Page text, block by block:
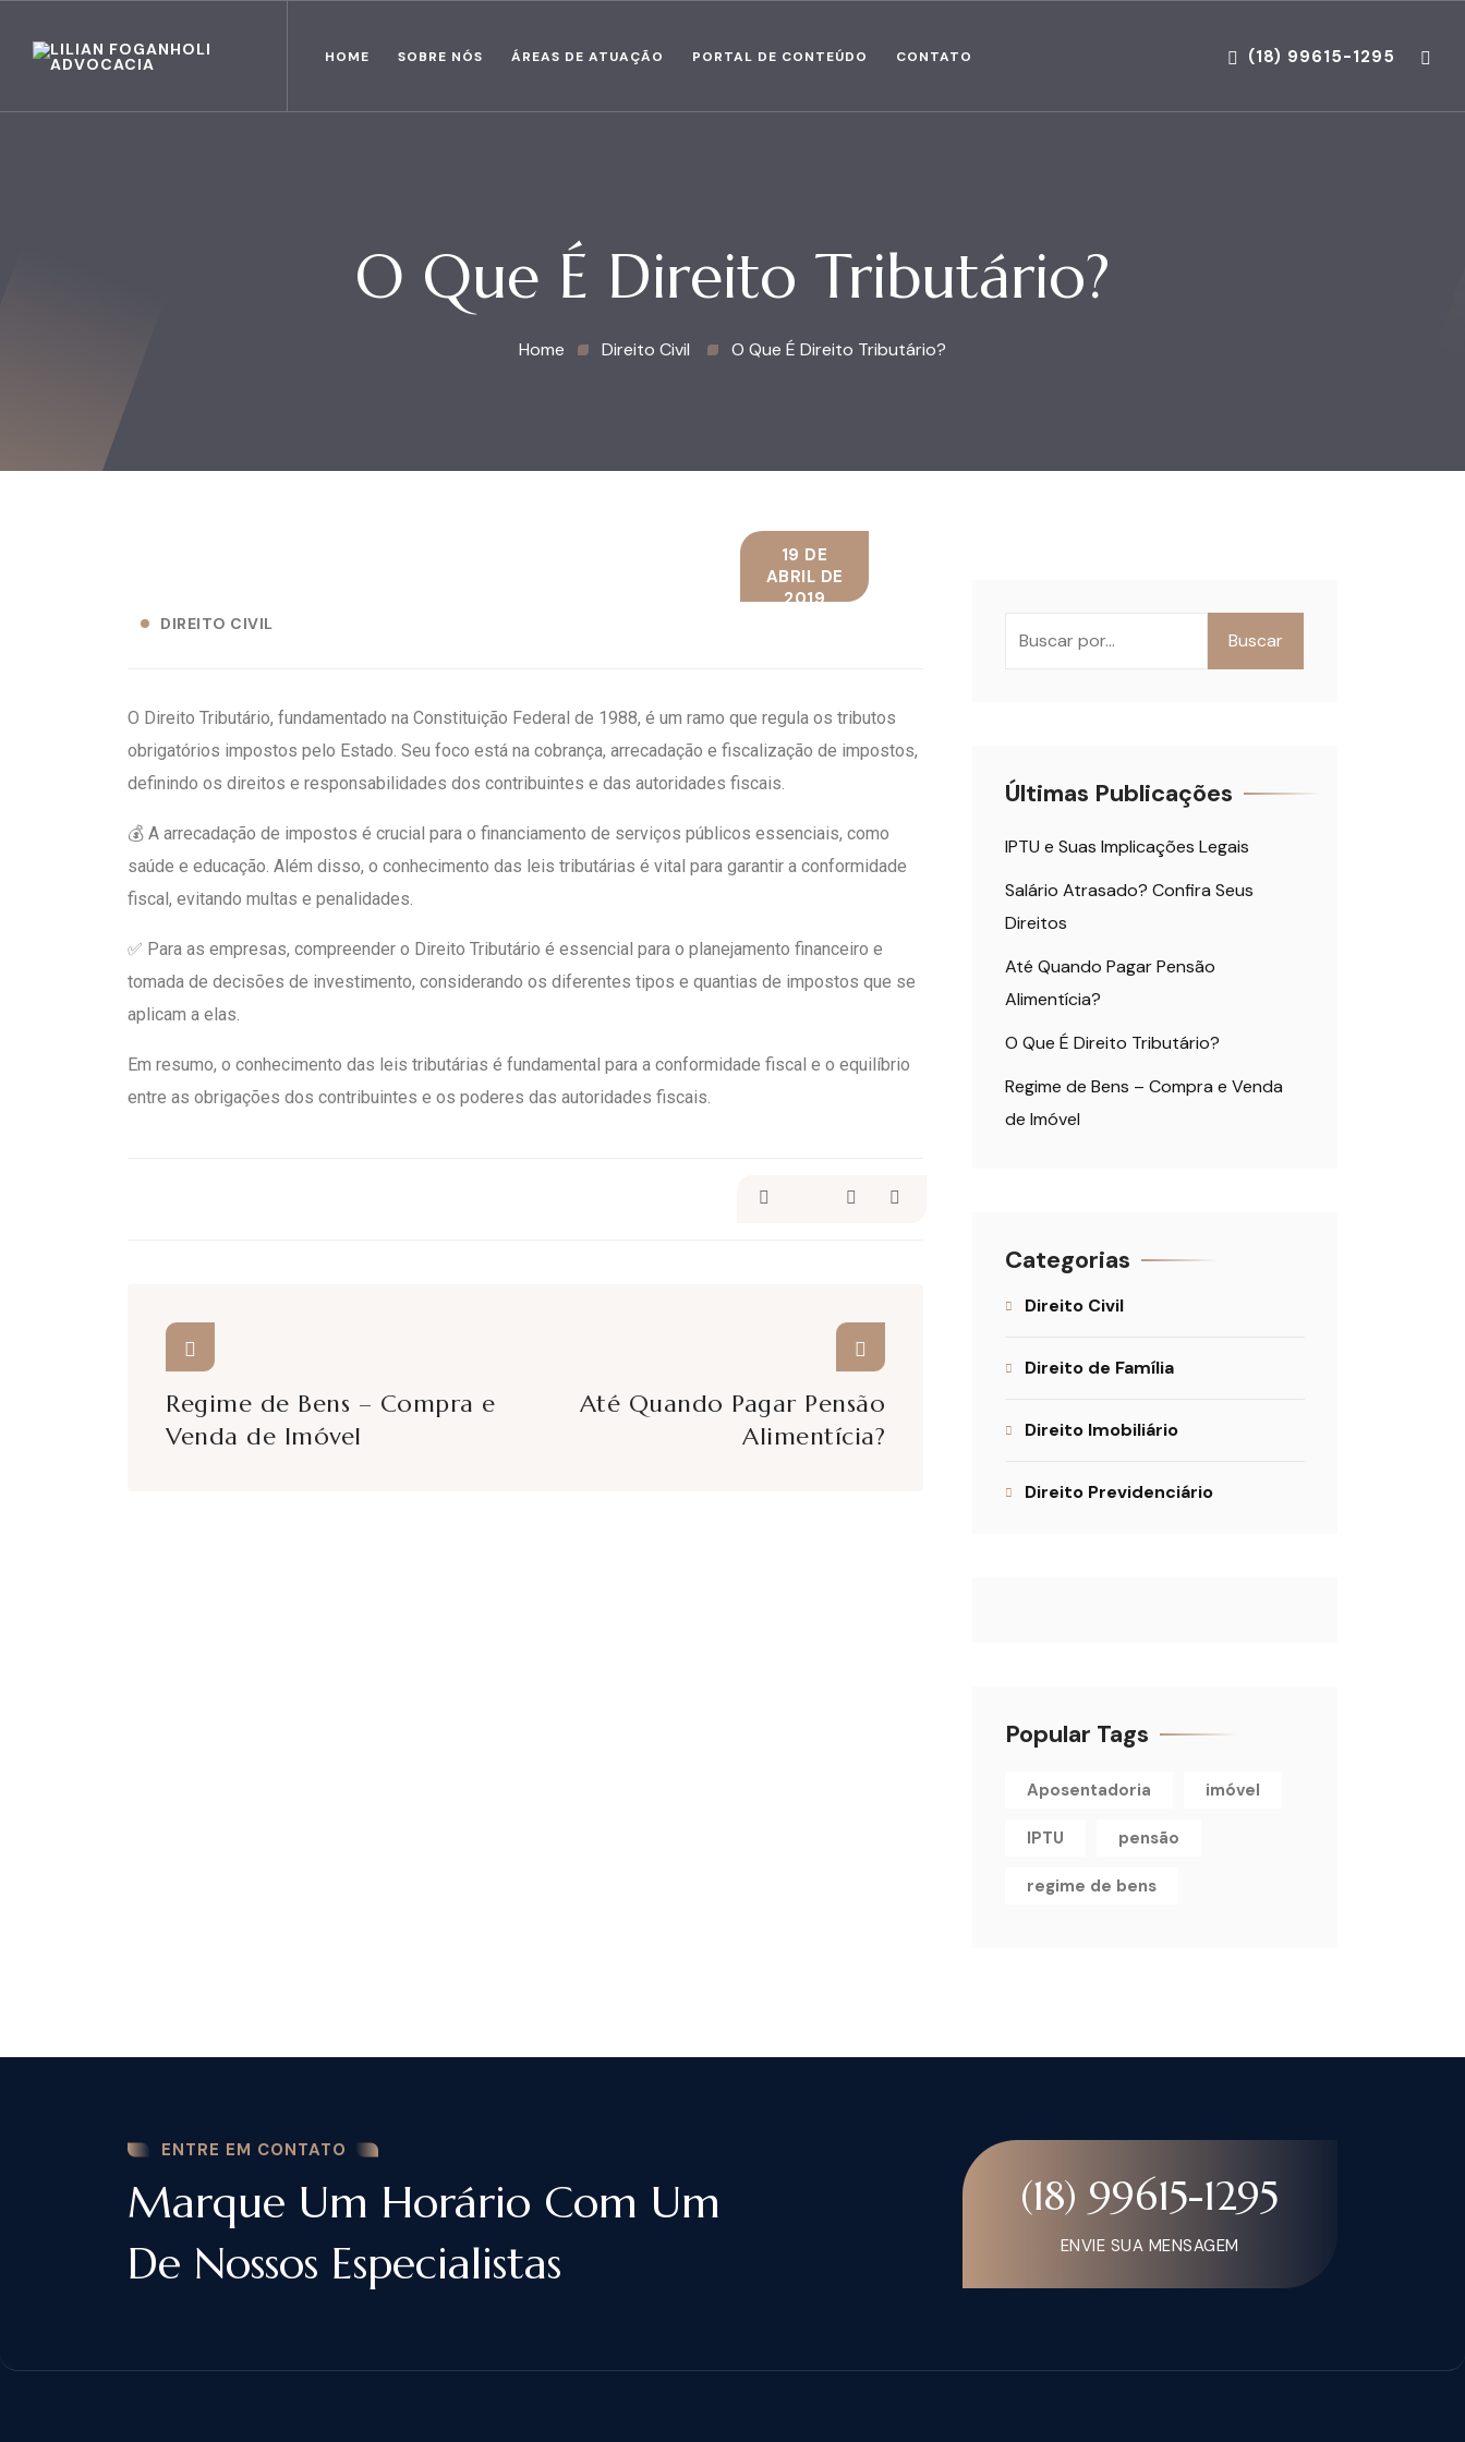
HOME SOBRE NÓS ÁREAS DE ATUAÇÃO PORTAL DE CONTEÚDO CONTATO (18) 99615-1295
O Que É Direito Tributário?
Home Direito Civil O Que É Direito Tributário?
DIREITO CIVIL
19 DE
ABRIL DE
2019
O Direito Tributário, fundamentado na Constituição Federal de 1988, é um ramo que regula os tributos
obrigatórios impostos pelo Estado. Seu foco está na cobrança, arrecadação e fiscalização de impostos,
definindo os direitos e responsabilidades dos contribuintes e das autoridades fiscais.
💰 A arrecadação de impostos é crucial para o financiamento de serviços públicos essenciais, como
saúde e educação. Além disso, o conhecimento das leis tributárias é vital para garantir a conformidade
fiscal, evitando multas e penalidades.
✅ Para as empresas, compreender o Direito Tributário é essencial para o planejamento financeiro e
tomada de decisões de investimento, considerando os diferentes tipos e quantias de impostos que se
aplicam a elas.
Em resumo, o conhecimento das leis tributárias é fundamental para a conformidade fiscal e o equilíbrio
entre as obrigações dos contribuintes e os poderes das autoridades fiscais.
Regime de Bens – Compra e
Venda de Imóvel
Até Quando Pagar Pensão
Alimentícia?
Buscar
Últimas Publicações
IPTU e Suas Implicações Legais
Salário Atrasado? Confira Seus
Direitos
Até Quando Pagar Pensão
Alimentícia?
O Que É Direito Tributário?
Regime de Bens – Compra e Venda
de Imóvel
Categorias
Direito Civil
Direito de Família
Direito Imobiliário
Direito Previdenciário
Popular Tags
Aposentadoria imóvel
IPTU pensão
regime de bens
ENTRE EM CONTATO
Marque Um Horário Com Um
De Nossos Especialistas
(18) 99615-1295
ENVIE SUA MENSAGEM